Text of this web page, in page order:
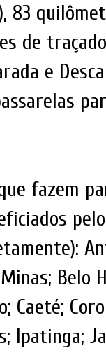
83
de
e
fazem
Belo
Caeté;
Ipatinga;